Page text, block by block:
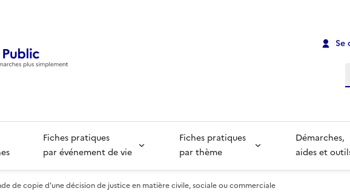
Se
Fiches pratiques
par événement de vie
Fiches pratiques
par thème
Démarches,
aides et
de copie d'une décision de justice en matière civile, sociale ou commerciale